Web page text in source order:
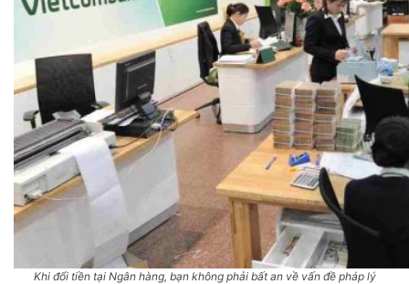
Khi đổi tiền tại Ngân hàng, bạn không phải bất an về vấn đề pháp lý